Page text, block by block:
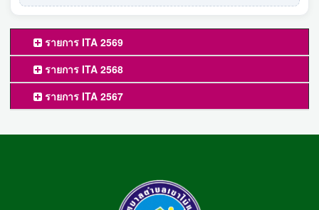
รายการ ITA 2569
รายการ ITA 2568
รายการ ITA 2567